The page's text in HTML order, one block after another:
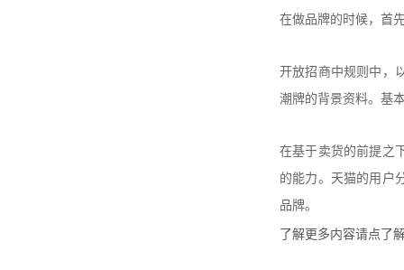
在做品牌的时候，首
开放招商中规则中，
潮牌的背景资料。基
在基于卖货的前提之
的能力。天猫的用户
品牌。
了解更多内容请点 了